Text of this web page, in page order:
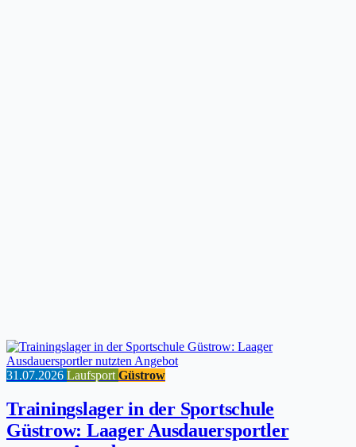
31.07.2026 Laufsport Güstrow
Trainingslager in der Sportschule
Güstrow: Laager Ausdauersportler